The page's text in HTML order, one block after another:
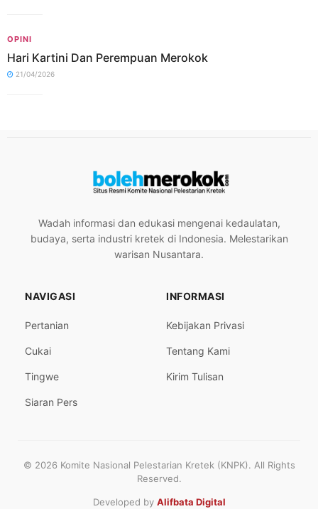
OPINI
Hari Kartini Dan Perempuan Merokok
21/04/2026
Wadah informasi dan edukasi mengenai kedaulatan,
budaya, serta industri kretek di Indonesia. Melestarikan
warisan Nusantara.
NAVIGASI
Pertanian
Cukai
Tingwe
Siaran Pers
INFORMASI
Kebijakan Privasi
Tentang Kami
Kirim Tulisan
© 2026 Komite Nasional Pelestarian Kretek (KNPK). All Rights
Reserved.
Developed by Alifbata Digital